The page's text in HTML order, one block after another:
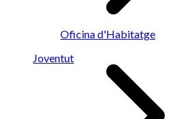
Oficina d'Habitatge
Joventut